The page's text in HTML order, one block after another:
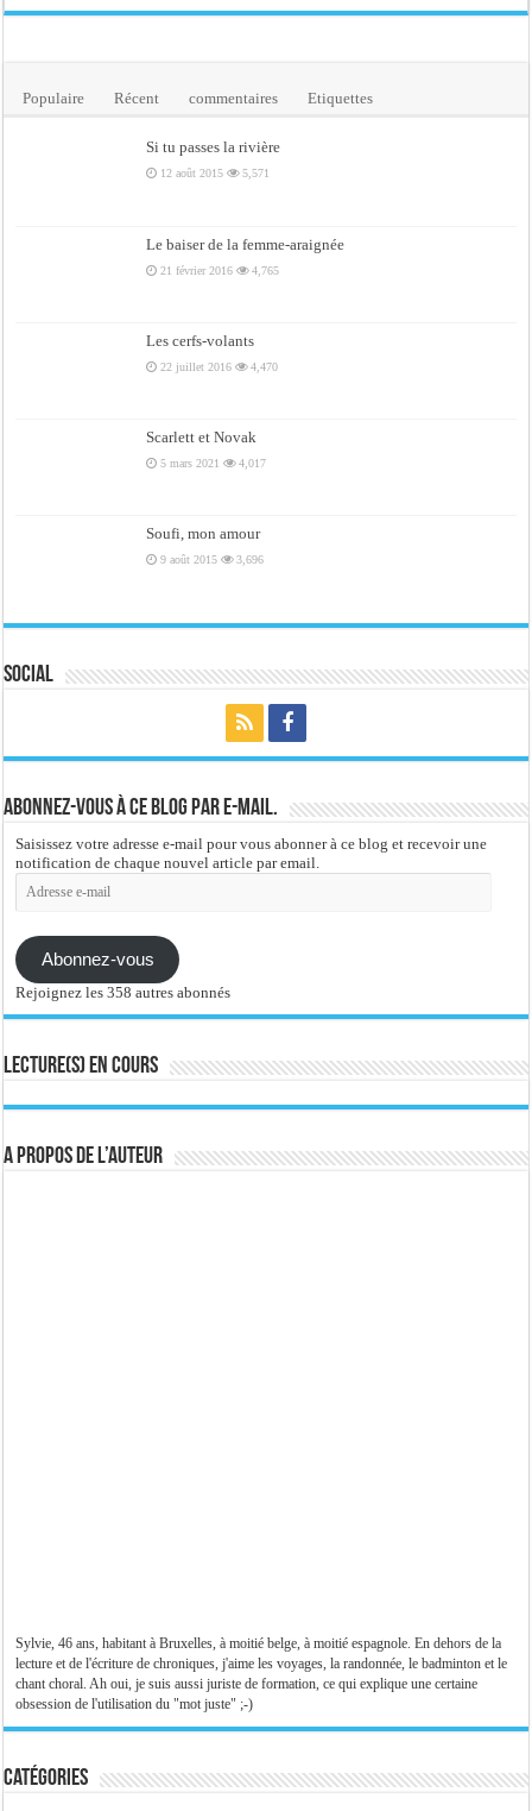
Populaire Récent commentaires Etiquettes
Si tu passes la rivière
12 août 2015 5,571
Le baiser de la femme-araignée
21 février 2016 4,765
Les cerfs-volants
22 juillet 2016 4,470
Scarlett et Novak
5 mars 2021 4,017
Soufi, mon amour
9 août 2015 3,696
Social
Abonnez-vous à ce blog par e-mail.
Saisissez votre adresse e-mail pour vous abonner à ce blog et recevoir une
notification de chaque nouvel article par email.
Adresse
e-
Abonnez-vous
Rejoignez les 358 autres abonnés
Lecture(s) en cours
A propos de l’auteur
Sylvie, 46 ans, habitant à Bruxelles, à moitié belge, à moitié espagnole. En dehors de la
lecture et de l'écriture de chroniques, j'aime les voyages, la randonnée, le badminton et le
chant choral. Ah oui, je suis aussi juriste de formation, ce qui explique une certaine
obsession de l'utilisation du "mot juste" ;-)
Catégories